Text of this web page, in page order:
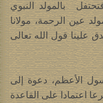
بالمولد النبوي
عين الرحمة، مولانا
علينا قول الله تعالى
الأعظم، دعوة إلى
اعتمادا على القاعدة